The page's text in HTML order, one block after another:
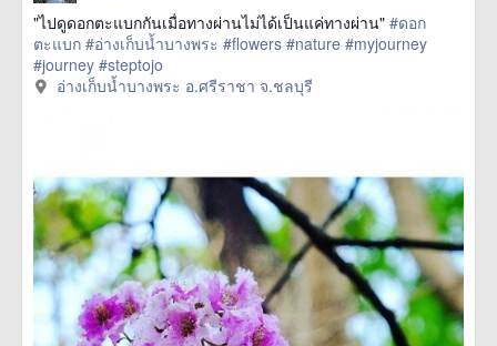
"ไปดูดอกตะแบกกันเมื่อทางผ่านไม่ได้เป็นแค่ทางผ่าน" #ดอก
ตะแบก #อ่างเก็บน้ำบางพระ #flowers #nature #myjourney
#journey #steptojo
href=https://m.thetrippacker.com/th/image/อ่างเก็บน้ำบางพระอ
อ่างเก็บน้ำบางพระ อ.ศรีราชา จ.ชลบุรี